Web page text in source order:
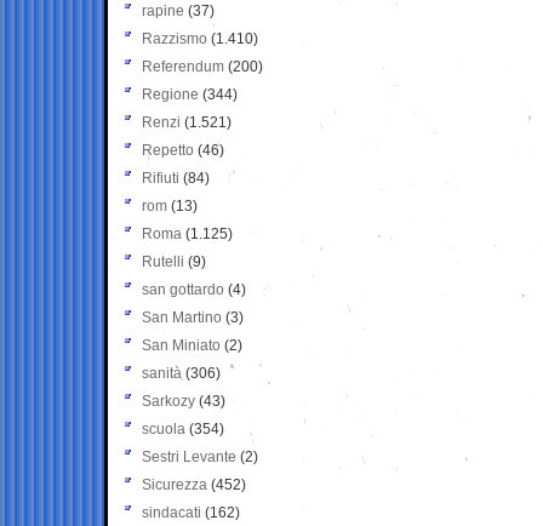
rapine (37)
Razzismo (1.410)
Referendum (200)
Regione (344)
Renzi (1.521)
Repetto (46)
Rifiuti (84)
rom (13)
Roma (1.125)
Rutelli (9)
san gottardo (4)
San Martino (3)
San Miniato (2)
sanità (306)
Sarkozy (43)
scuola (354)
Sestri Levante (2)
Sicurezza (452)
sindacati (162)